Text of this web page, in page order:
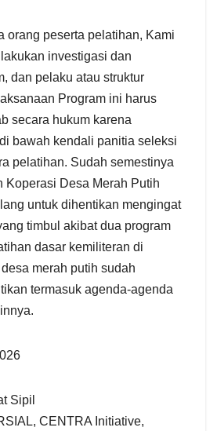
orang peserta pelatihan, Kami
investigasi dan
dan pelaku atau struktur
Program ini harus
secara hukum karena
bawah kendali panitia seleksi
pelatihan. Sudah semestinya
Koperasi Desa Merah Putih
untuk dihentikan mengingat
timbul akibat dua program
dasar kemiliteran di
merah putih sudah
termasuk agenda-agenda
Sipil
CENTRA Initiative,